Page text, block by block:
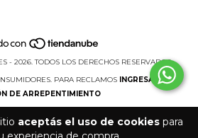
aceptás el uso de cookiespara
- 2026. TODOS LOS DERECHOS RESERVADOS.
PARA RECLAMOS
INGRESA AQUÍ.
DE ARREPENTIMIENTO